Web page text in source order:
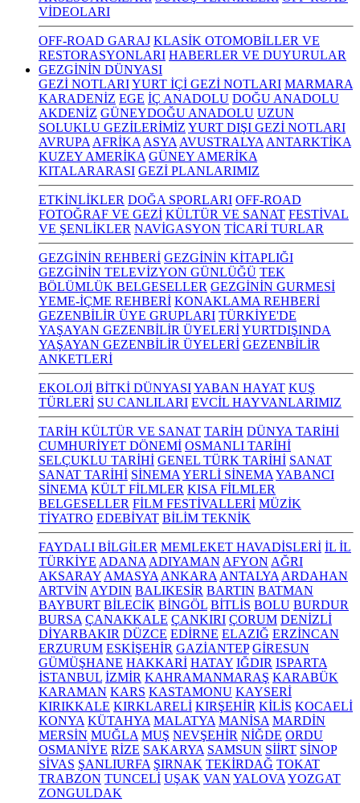
VİDEOLARI
OFF-ROAD GARAJ KLASİK OTOMOBİLLER VE
RESTORASYONLARI HABERLER VE DUYURULAR
GEZGİNİN DÜNYASI
GEZİ NOTLARIYURT İÇİ GEZİ NOTLARI MARMARA
KARADENİZ EGE İÇ ANADOLU DOĞU ANADOLU
AKDENİZ GÜNEYDOĞU ANADOLU UZUN
SOLUKLU GEZİLERİMİZ YURT DIŞI GEZİ NOTLARI
AVRUPA AFRİKA ASYA AVUSTRALYA ANTARKTİKA
KUZEY AMERİKA GÜNEY AMERİKA
KITALARARASI GEZİ PLANLARIMIZ
ETKİNLİKLER DOĞA SPORLARI OFF-ROAD
FOTOĞRAF VE GEZİ KÜLTÜR VE SANAT FESTİVAL
VE ŞENLİKLER NAVİGASYON TİCARİ TURLAR
GEZGİNİN REHBERİ GEZGİNİN KİTAPLIĞI
GEZGİNİN TELEVİZYON GÜNLÜĞÜ TEK
BÖLÜMLÜK BELGESELLER GEZGİNİN GURMESİ
YEME-İÇME REHBERİ KONAKLAMA REHBERİ
GEZENBİLİR ÜYE GRUPLARI TÜRKİYE'DE
YAŞAYAN GEZENBİLİR ÜYELERİYURTDIŞINDA
YAŞAYAN GEZENBİLİR ÜYELERİ GEZENBİLİR
ANKETLERİ
EKOLOJİ BİTKİ DÜNYASIYABAN HAYAT KUŞ
TÜRLERİ SU CANLILARI EVCİL HAYVANLARIMIZ
TARİH KÜLTÜR VE SANAT TARİH DÜNYA TARİHİ
CUMHURİYET DÖNEMİ OSMANLI TARİHİ
SELÇUKLU TARİHİ GENEL TÜRK TARİHİ SANAT
SANAT TARİHİ SİNEMA YERLİ SİNEMA YABANCI
SİNEMA KÜLT FİLMLER KISA FİLMLER
BELGESELLER FİLM FESTİVALLERİ MÜZİK
TİYATRO EDEBİYAT BİLİM TEKNİK
FAYDALI BİLGİLER MEMLEKET HAVADİSLERİ İL İL
TÜRKİYE ADANA ADIYAMAN AFYON AĞRI
AKSARAY AMASYA ANKARA ANTALYA ARDAHAN
ARTVİN AYDIN BALIKESİR BARTIN BATMAN
BAYBURT BİLECİK BİNGÖL BİTLİS BOLU BURDUR
BURSA ÇANAKKALE ÇANKIRI ÇORUM DENİZLİ
DİYARBAKIR DÜZCE EDİRNE ELAZIĞ ERZİNCAN
ERZURUM ESKİŞEHİR GAZİANTEP GİRESUN
GÜMÜŞHANE HAKKARİ HATAY IĞDIR ISPARTA
İSTANBUL İZMİR KAHRAMANMARAŞ KARABÜK
KARAMAN KARS KASTAMONU KAYSERİ
KIRIKKALE KIRKLARELİ KIRŞEHİR KİLİS KOCAELİ
KONYA KÜTAHYA MALATYA MANİSA MARDİN
MERSİN MUĞLA MUŞ NEVŞEHİR NİĞDE ORDU
OSMANİYE RİZE SAKARYA SAMSUN SİİRT SİNOP
SİVAS ŞANLIURFA ŞIRNAK TEKİRDAĞ TOKAT
TRABZON TUNCELİ UŞAK VAN YALOVA YOZGAT
ZONGULDAK